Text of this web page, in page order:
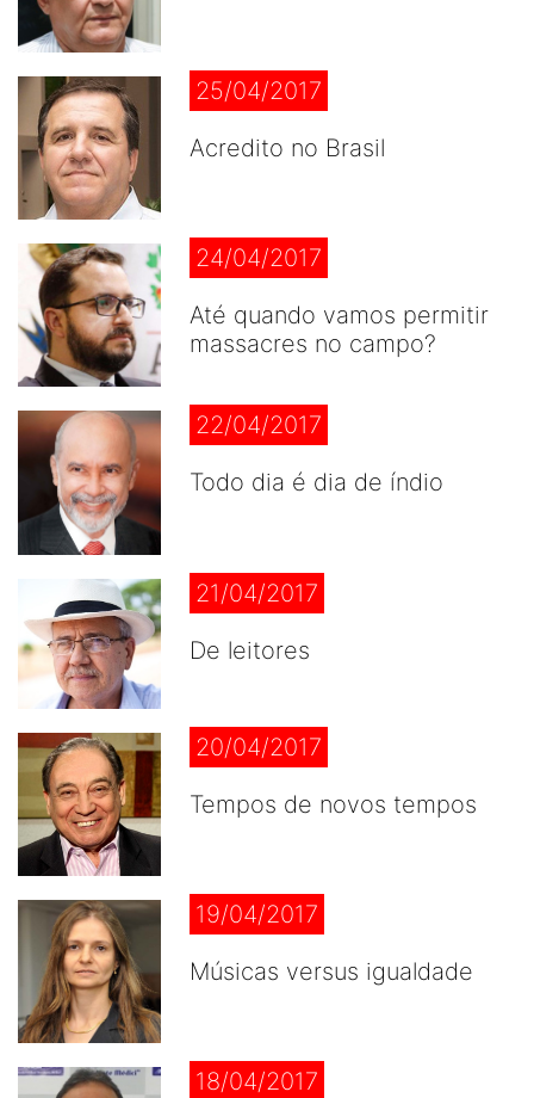
25/04/2017
Acredito no Brasil
24/04/2017
Até quando vamos permitir
massacres no campo?
22/04/2017
Todo dia é dia de índio
21/04/2017
De leitores
20/04/2017
Tempos de novos tempos
19/04/2017
Músicas versus igualdade
18/04/2017